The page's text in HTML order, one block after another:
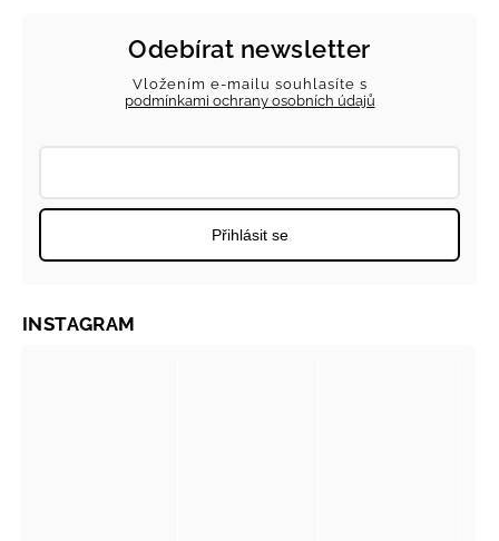
Odebírat newsletter
Vložením e-mailu souhlasíte s
podmínkami ochrany osobních údajů
Přihlásit se
INSTAGRAM